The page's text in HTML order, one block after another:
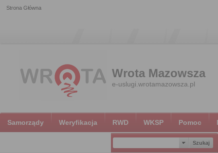
Strona Główna
Wrota Mazowsza
e-uslugi.wrotamazowsza.pl
Samorządy Weryfikacja RWD WKSP Pomoc